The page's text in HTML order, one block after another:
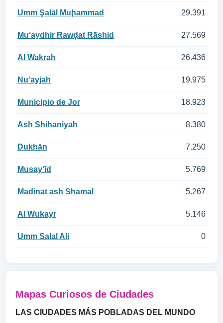
Umm Şalāl Muḩammad 29.391
Mu‘aydhir Rawḑat Rāshid 27.569
Al Wakrah 26.436
Nu‘ayjah 19.975
Municipio de Jor 18.923
Ash Shihaniyah 8.380
Dukhān 7.250
Musay‘īd 5.769
Madinat ash Shamal 5.267
Al Wukayr 5.146
Umm Salal Ali 0
Mapas Curiosos de Ciudades
LAS CIUDADES MÁS POBLADAS DEL MUNDO